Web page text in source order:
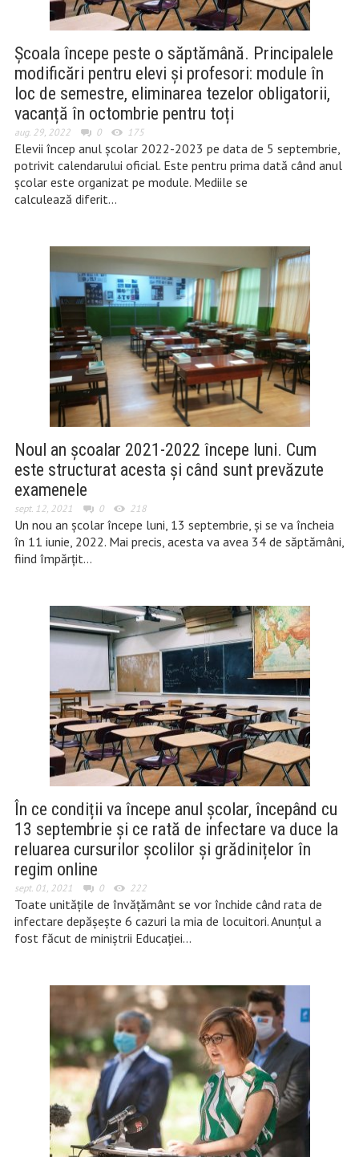
Școala începe peste o săptămână. Principalele
modificări pentru elevi și profesori: module în
loc de semestre, eliminarea tezelor obligatorii,
vacanță în octombrie pentru toți
aug. 29, 2022 0 175
Elevii încep anul școlar 2022-2023 pe data de 5 septembrie,
potrivit calendarului oficial. Este pentru prima dată când anul
școlar este organizat pe module. Mediile se
calculează diferit…
Noul an școalar 2021-2022 începe luni. Cum
este structurat acesta și când sunt prevăzute
examenele
sept. 12, 2021 0 218
Un nou an școlar începe luni, 13 septembrie, și se va încheia
în 11 iunie, 2022. Mai precis, acesta va avea 34 de săptămâni,
fiind împărțit…
În ce condiții va începe anul școlar, începând cu
13 septembrie și ce rată de infectare va duce la
reluarea cursurilor școlilor și grădinițelor în
regim online
sept. 01, 2021 0 222
Toate unitățile de învățământ se vor închide când rata de
infectare depășește 6 cazuri la mia de locuitori. Anunțul a
fost făcut de miniștrii Educației…